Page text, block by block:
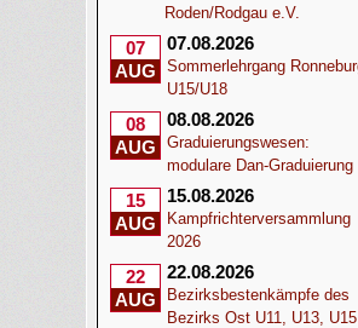
Roden/Rodgau e.V.
07
AUG
07.08.2026
Sommerlehrgang
U15/U18
08
AUG
08.08.2026
Graduierungswesen:
modulare Dan-Graduierung
15
AUG
15.08.2026
Kampfrichterversammlung
2026
22
AUG
22.08.2026
Bezirksbestenkämpfe des
Bezirks Ost U11, U13, U15